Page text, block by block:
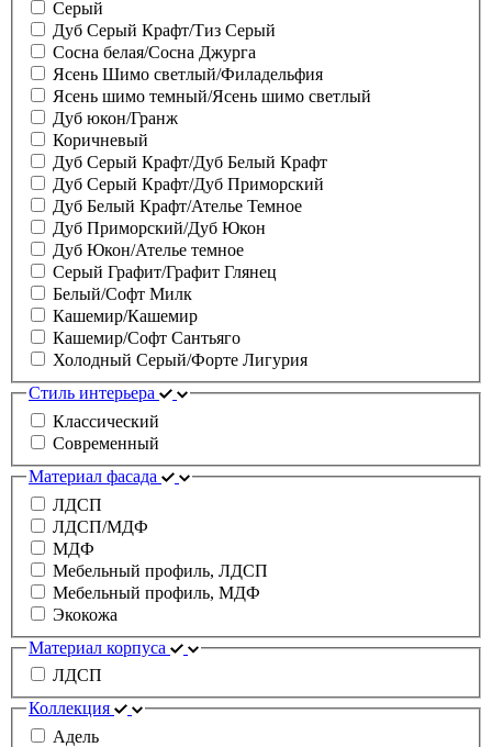
Серый
Дуб Серый Крафт/Тиз Серый
Сосна белая/Сосна Джурга
Ясень Шимо светлый/Филадельфия
Ясень шимо темный/Ясень шимо светлый
Дуб юкон/Гранж
Коричневый
Дуб Серый Крафт/Дуб Белый Крафт
Дуб Серый Крафт/Дуб Приморский
Дуб Белый Крафт/Ателье Темное
Дуб Приморский/Дуб Юкон
Дуб Юкон/Ателье темное
Серый Графит/Графит Глянец
Белый/Софт Милк
Кашемир/Кашемир
Кашемир/Софт Сантьяго
Холодный Серый/Форте Лигурия
Стиль интерьера
Классический
Современный
Материал фасада
ЛДСП
ЛДСП/МДФ
МДФ
Мебельный профиль, ЛДСП
Мебельный профиль, МДФ
Экокожа
Материал корпуса
ЛДСП
Коллекция
Адель